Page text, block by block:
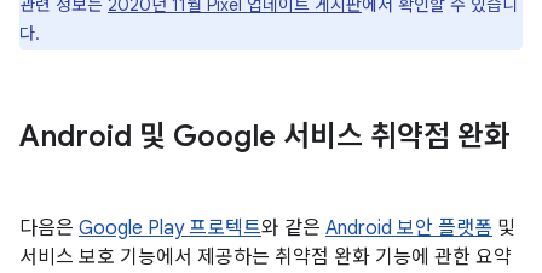
관련 정보는 2020년 11월 Pixel 업데이트 게시판에서 확인할 수 있습니
다.
Android 및 Google 서비스 취약점 완화
다음은 Google Play 프로텍트와 같은 Android 보안 플랫폼 및
서비스 보호 기능에서 제공하는 취약점 완화 기능에 관한 요약